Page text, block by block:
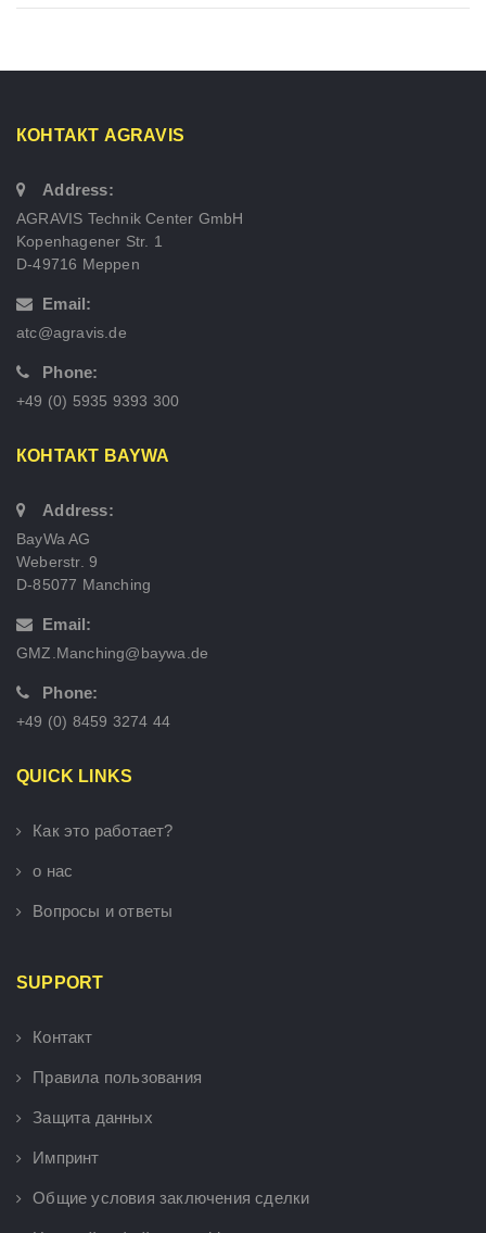
КОНТАКТ AGRAVIS
Address:
AGRAVIS Technik Center GmbH
Kopenhagener Str. 1
D-49716 Meppen
Email:
atc@agravis.de
Phone:
+49 (0) 5935 9393 300
КОНТАКТ BAYWA
Address:
BayWa AG
Weberstr. 9
D-85077 Manching
Email:
GMZ.Manching@baywa.de
Phone:
+49 (0) 8459 3274 44
QUICK LINKS
Как это работает?
о нас
Вопросы и ответы
SUPPORT
Контакт
Правила пользования
Защита данных
Импринт
Общие условия заключения сделки